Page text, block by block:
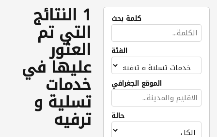
كلمة بحث
الفئة
الموقع الجغرافي
حالة
1 النتائج
التي تم
العثور
عليها في
خدمات
تسلية و
ترفيه